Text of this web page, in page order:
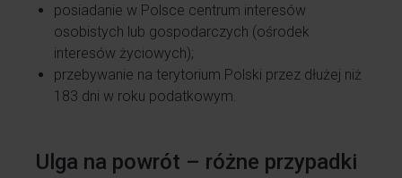
posiadanie w Polsce centrum interesów
osobistych lub gospodarczych (ośrodek
interesów życiowych);
przebywanie na terytorium Polski przez dłużej niż
183 dni w roku podatkowym.
Ulga na powrót – różne przypadki